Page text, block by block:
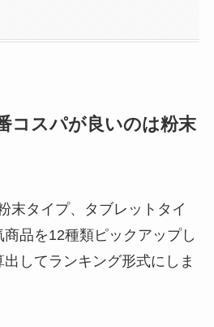
コスパが良いのは粉末
末タイプ、タブレットタイ
品を12種類ピックアップし
してランキング形式にしま